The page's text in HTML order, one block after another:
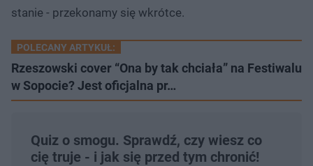
stanie - przekonamy się wkrótce.
POLECANY ARTYKUŁ:
Rzeszowski cover “Ona by tak chciała” na Festiwalu
w Sopocie? Jest oficjalna pr…
Quiz o smogu. Sprawdź, czy wiesz co
cię truje - i jak się przed tym chronić!